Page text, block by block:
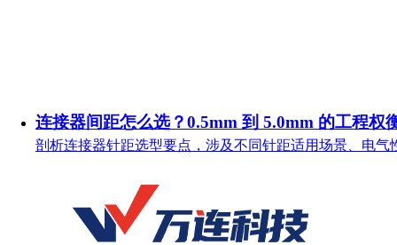
连接器间距怎么选？0.5mm 到 5.0mm 的工程权
剖析连接器针距选型要点，涉及不同针距适用场景、电